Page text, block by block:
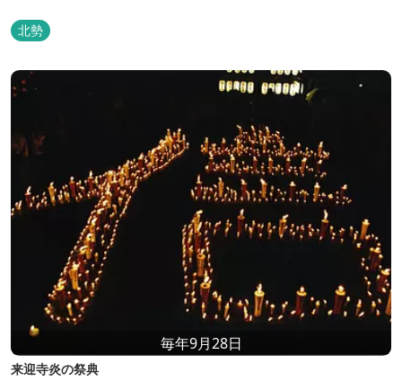
北勢
毎年9月28日
来迎寺炎の祭典